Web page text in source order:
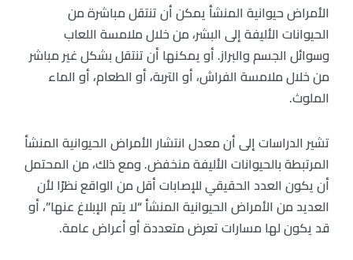
الأمراض حيوانية المنشأ يمكن أن تنتقل مباشرة من
الحيوانات الأليفة إلى البشر، من خلال ملامسة اللعاب
وسوائل الجسم والبراز. أو يمكنها أن تنتقل بشكل غير مباشر
من خلال ملامسة الفراش، أو التربة، أو الطعام، أو الماء
الملوث.
تشير الدراسات إلى أن معدل انتشار الأمراض الحيوانية المنشأ
المرتبطة بالحيوانات الأليفة منخفض. ومع ذلك، من المحتمل
أن يكون العدد الحقيقي للإصابات أقل من الواقع نظرًا لأن
العديد من الأمراض الحيوانية المنشأ “لا يتم الإبلاغ عنها”، أو
قد يكون لها مسارات تعرض متعددة أو أعراض عامة.